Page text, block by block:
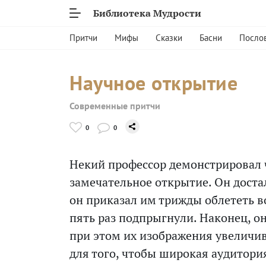
Библиотека Мудрости
Притчи Мифы Сказки Басни
Научное открытие
Современные притчи
0 0
Некий профессор
замечательное открытие. Он
он приказал им трижды облететь
пять раз подпрыгнули. Наконец,
при этом их изображения
для того, чтобы широкая